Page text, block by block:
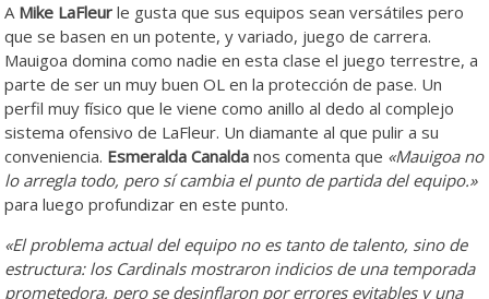
A Mike LaFleur le gusta que sus equipos sean versátiles pero
que se basen en un potente, y variado, juego de carrera.
Mauigoa domina como nadie en esta clase el juego terrestre, a
parte de ser un muy buen OL en la protección de pase. Un
perfil muy físico que le viene como anillo al dedo al complejo
sistema ofensivo de LaFleur. Un diamante al que pulir a su
conveniencia. Esmeralda Canalda nos comenta que «Mauigoa no
lo arregla todo, pero sí cambia el punto de partida del equipo.»
para luego profundizar en este punto.
«El problema actual del equipo no es tanto de talento, sino de
estructura: los Cardinals mostraron indicios de una temporada
prometedora, pero se desinflaron por errores evitables y una